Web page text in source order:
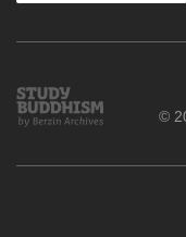
Study
Buddhism
©